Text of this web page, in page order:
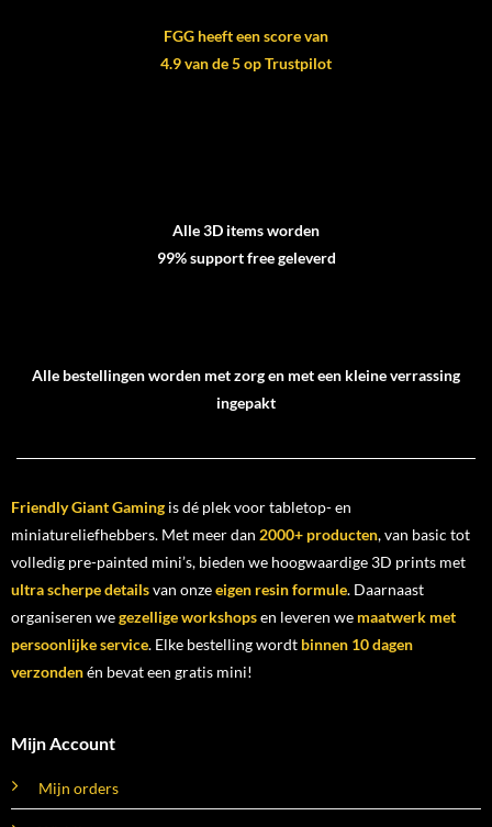
FGG heeft een score van
4.9 van de 5 op Trustpilot
Alle 3D items worden
99% support free geleverd
Alle bestellingen worden met zorg en met een kleine verrassing
ingepakt
Friendly Giant Gamingis dé plek voor tabletop- en
miniatureliefhebbers. Met meer dan 2000+ producten, van basic tot
volledig pre-painted mini’s, bieden we hoogwaardige 3D prints met
ultra scherpe detailsvan onzeeigen resin formule. Daarnaast
organiseren wegezellige workshopsen leveren we maatwerk met
persoonlijke service. Elke bestelling wordt binnen 10 dagen
verzondenén bevat een gratis mini!
Mijn Account
Mijn orders